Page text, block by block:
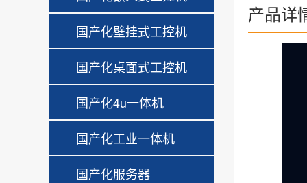
国产化壁挂式工控机
国产化桌面式工控机
国产化4u一体机
国产化工业一体机
国产化服务器
产品详